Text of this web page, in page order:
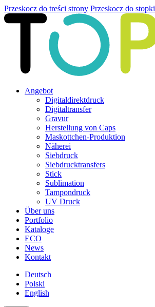
Przeskocz do treści strony Przeskocz do stopki
Angebot
Digitaldirektdruck
Digitaltransfer
Gravur
Herstellung von Caps
Maskottchen-Produktion
Näherei
Siebdruck
Siebdrucktransfers
Stick
Sublimation
Tampondruck
UV Druck
Über uns
Portfolio
Kataloge
ECO
News
Kontakt
Deutsch
Polski
English